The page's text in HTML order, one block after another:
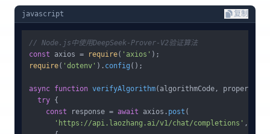
javascript 复制
// Node.js中使用DeepSeek-Prover-V2验证算法
const axios = require( 'axios'
require( 'dotenv' ). config ();
async function verifyAlgorithm( algorithmCode,
try {
const response = await axios. post (
'https://api.laozhang.ai/v1/chat/completions' ,